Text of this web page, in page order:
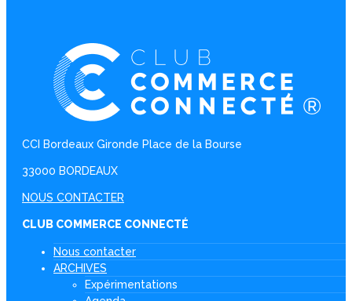
CCI Bordeaux Gironde Place de la Bourse
33000 BORDEAUX
NOUS CONTACTER
CLUB COMMERCE CONNECTÉ
Nous contacter
ARCHIVES
Expérimentations